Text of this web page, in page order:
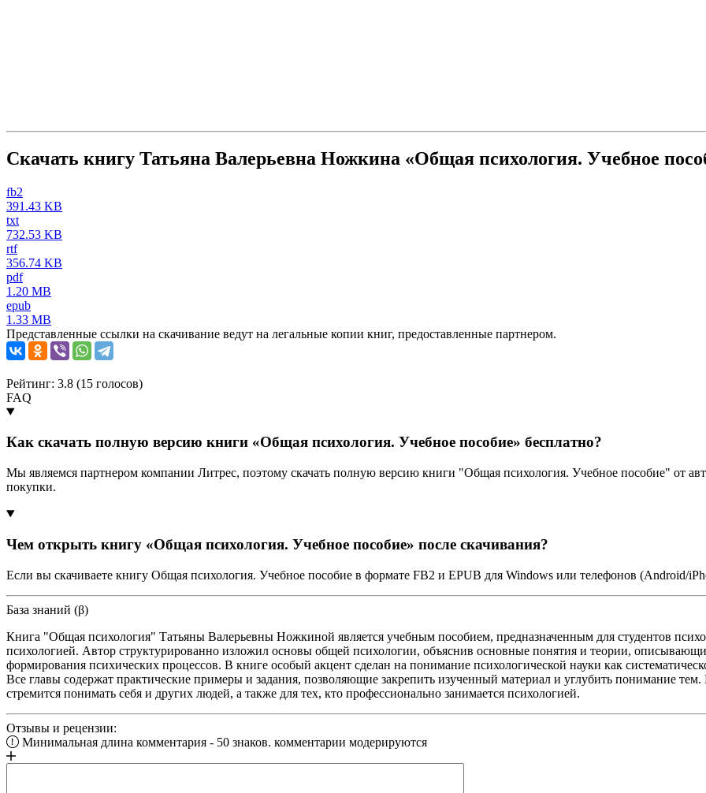
Скачать книгу Татьяна Валерьевна Ножкина «Общая психология. Учебное
fb2
391.43 KB
txt
732.53 KB
rtf
356.74 KB
pdf
1.20 MB
epub
1.33 MB
Представленные ссылки на скачивание ведут на легальные копии книг, предоставленные партнером.
Рейтинг: 3.8 (15 голосов)
FAQ
Как скачать полную версию книги «Общая психология. Учебное пособие» бесплатно?
Мы являемся партнером компании Литрес, поэтому скачать полную версию книги "Общая психология. Учебное пособие" от
покупки.
Чем открыть книгу «Общая психология. Учебное пособие» после скачивания?
Если вы скачиваете книгу Общая психология. Учебное пособие в формате FB2 и EPUB для Windows или телефонов (Android/
База знаний (β)
Книга "Общая психология" Татьяны Валерьевны Ножкиной является учебным пособием, предназначенным для студентов
психологией. Автор структурированно изложил основы общей психологии, объяснив основные понятия и теории,
формирования психических процессов. В книге особый акцент сделан на понимание психологической науки как
Все главы содержат практические примеры и задания, позволяющие закрепить изученный материал и углубить понимание
стремится понимать себя и других людей, а также для тех, кто профессионально занимается психологией.
Отзывы и рецензии:
Минимальная длина комментария - 50 знаков. комментарии модерируются